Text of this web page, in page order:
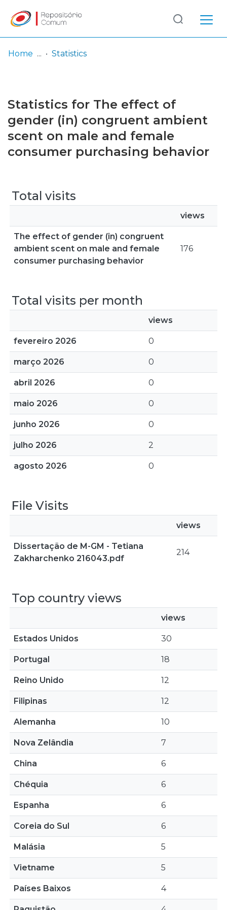
Browse repository
Entities
Log
In
(current)
Home Statistics
Statistics for The effect of
gender (in) congruent ambient
scent on male and female
consumer purchasing behavior
Total visits
views
The effect of gender (in) congruent
ambient scent on male and female
consumer purchasing behavior
176
Total visits per month
views
fevereiro 2026 0
março 2026 0
abril 2026 0
maio 2026 0
junho 2026 0
julho 2026 2
agosto 2026 0
File Visits
views
Dissertação de M-GM - Tetiana
Zakharchenko 216043.pdf
214
Top country views
views
Estados Unidos 30
Portugal 18
Reino Unido 12
Filipinas 12
Alemanha 10
Nova Zelândia 7
China 6
Chéquia 6
Espanha 6
Coreia do Sul 6
Malásia 5
Vietname 5
Países Baixos 4